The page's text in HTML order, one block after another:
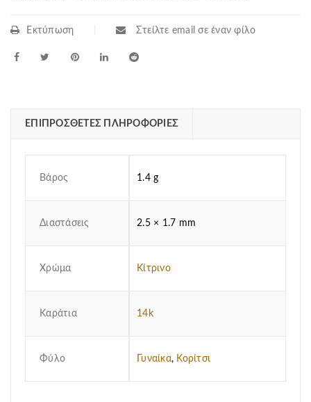
Εκτύπωση Στείλτε email σε έναν φίλο
ΕΠΙΠΡΌΣΘΕΤΕΣ ΠΛΗΡΟΦΟΡΊΕΣ
Βάρος 1.4 g
Διαστάσεις 2.5 × 1.7 mm
Χρώμα Κίτρινο
Καράτια 14k
Φύλο Γυναίκα, Κορίτσι